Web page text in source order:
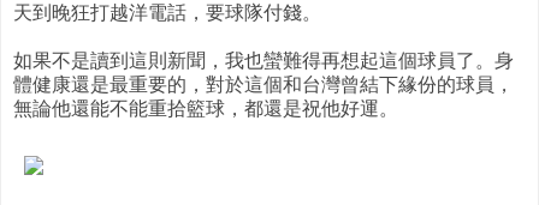
天到晚狂打越洋電話，要球隊付錢。
如果不是讀到這則新聞，我也蠻難得再想起這個球員了。身
體健康還是最重要的，對於這個和台灣曾結下緣份的球員，
無論他還能不能重拾籃球，都還是祝他好運。